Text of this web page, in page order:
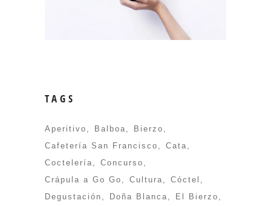
TAGS
Aperitivo Balboa
Bierzo
Cafetería San Francisco
Cata
Coctelería
Concurso
Crápula a Go Go
Cultura
Cóctel
Degustación
Doña Blanca
El Bierzo